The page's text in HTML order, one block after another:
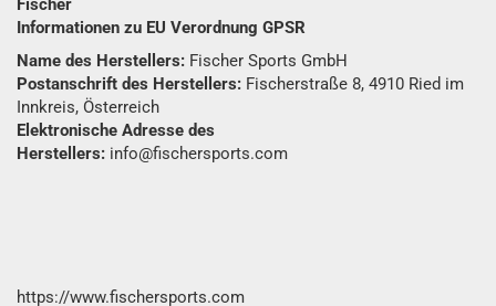
Fischer
Informationen zu EU Verordnung GPSR
Name des Herstellers: Fischer Sports GmbH
Postanschrift des Herstellers: Fischerstraße 8, 4910 Ried im
Innkreis, Österreich
Elektronische Adresse des
Herstellers: info@fischersports.com
https://www.fischersports.com